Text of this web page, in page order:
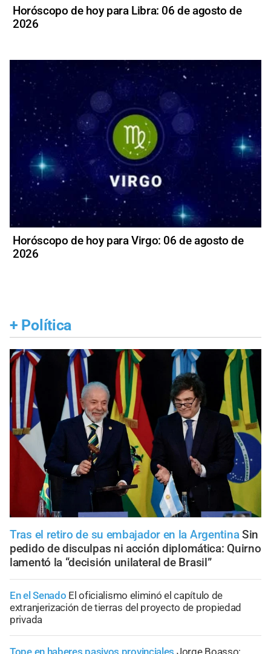
Horóscopo de hoy para Libra: 06 de agosto de
2026
Horóscopo de hoy para Virgo: 06 de agosto de
2026
+ Política
Tras el retiro de su embajador en la Argentina Sin
pedido de disculpas ni acción diplomática: Quirno
lamentó la “decisión unilateral de Brasil”
En el Senado El oficialismo eliminó el capítulo de
extranjerización de tierras del proyecto de propiedad
privada
Tope en haberes pasivos provinciales Jorge Boasso: